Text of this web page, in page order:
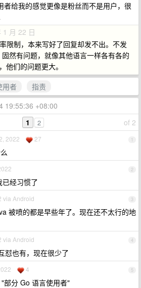
者给我的感觉更像是粉丝而不是用户，很
月 22 日
限制，本来写好了回复却发不出。不发
然有问题，就像其他语言一样各有各的
他们的问题更大。
用者
指责
19:55:36 +08:00
of 2
1 2
1
2022 27
2
经习惯了
3
via Android
被喷的都是早些年了。现在还不太行的地
4
via Android
怼也有，现在很少了
5
4
部分 Go 语言使用者"